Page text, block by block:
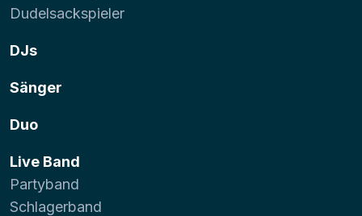
Dudelsackspieler
DJs
Sänger
Duo
Live Band
Partyband
Schlagerband